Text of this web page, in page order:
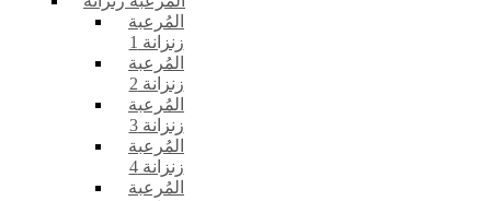
المُرعبة
زنزانة 1
المُرعبة
زنزانة 2
المُرعبة
زنزانة 3
المُرعبة
زنزانة 4
المُرعبة